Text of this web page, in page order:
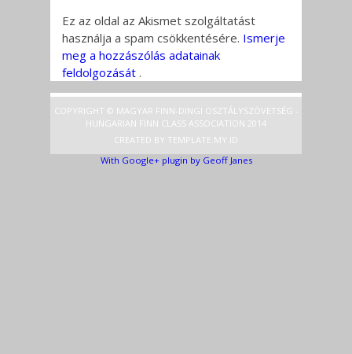
Ez az oldal az Akismet szolgáltatást
használja a spam csökkentésére. Ismerje
meg a hozzászólás adatainak
feldolgozását .
COPYRIGHT © MAGYAR FINN-DINGI OSZTÁLYSZÖVETSÉG -
HUNGARIAN FINN CLASS ASSOCIATION 2014
CREATED BY TEMPLATE .MY.ID
With Google+ plugin by Geoff Janes